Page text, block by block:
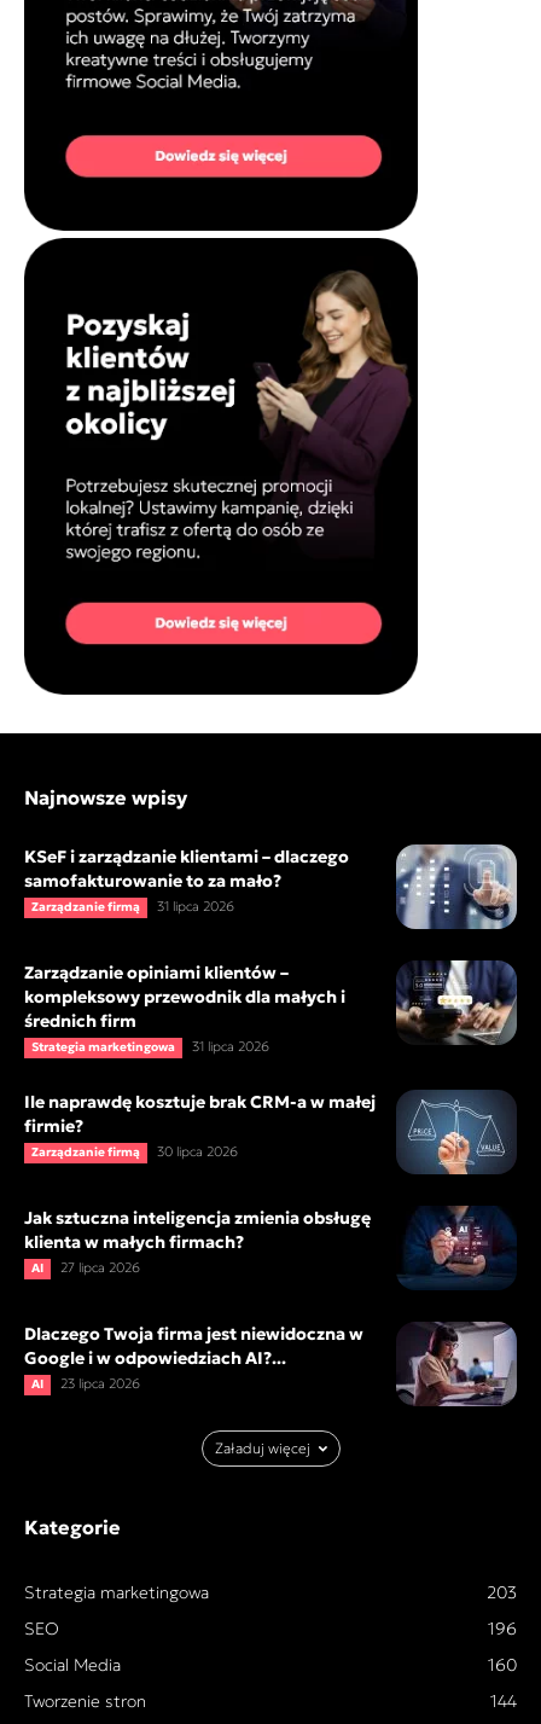
Najnowsze wpisy
KSeF i zarządzanie klientami – dlaczego
samofakturowanie to za mało?
Zarządzanie firmą 31 lipca 2026
Zarządzanie opiniami klientów –
kompleksowy przewodnik dla małych i
średnich firm
Strategia marketingowa 31 lipca 2026
Ile naprawdę kosztuje brak CRM-a w małej
firmie?
Zarządzanie firmą 30 lipca 2026
Jak sztuczna inteligencja zmienia obsługę
klienta w małych firmach?
AI 27 lipca 2026
Dlaczego Twoja firma jest niewidoczna w
Google i w odpowiedziach AI?...
AI 23 lipca 2026
Załaduj więcej
Kategorie
Strategia marketingowa
203
SEO
196
Social Media
160
Tworzenie stron
144